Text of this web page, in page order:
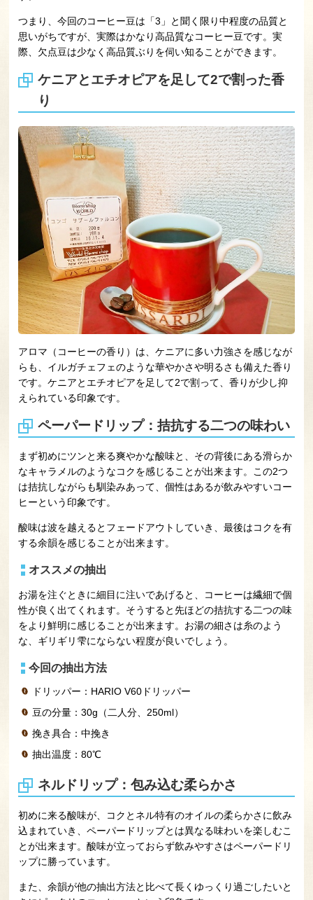
つまり、今回のコーヒー豆は「3」と聞く限り中程度の品質と
思いがちですが、実際はかなり高品質なコーヒー豆です。実
際、欠点豆は少なく高品質ぶりを伺い知ることができます。
ケニアとエチオピアを足して2で割った香
り
アロマ（コーヒーの香り）は、ケニアに多い力強さを感じなが
らも、イルガチェフェのような華やかさや明るさも備えた香り
です。ケニアとエチオピアを足して2で割って、香りが少し抑
えられている印象です。
ペーパードリップ：拮抗する二つの味わい
まず初めにツンと来る爽やかな酸味と、その背後にある滑らか
なキャラメルのようなコクを感じることが出来ます。この2つ
は拮抗しながらも馴染みあって、個性はあるが飲みやすいコー
ヒーという印象です。
酸味は波を越えるとフェードアウトしていき、最後はコクを有
する余韻を感じることが出来ます。
オススメの抽出
お湯を注ぐときに細目に注いであげると、コーヒーは繊細で個
性が良く出てくれます。そうすると先ほどの拮抗する二つの味
をより鮮明に感じることが出来ます。お湯の細さは糸のよう
な、ギリギリ雫にならない程度が良いでしょう。
今回の抽出方法
ドリッパー：HARIO V60ドリッパー
豆の分量：30g（二人分、250ml）
挽き具合：中挽き
抽出温度：80℃
ネルドリップ：包み込む柔らかさ
初めに来る酸味が、コクとネル特有のオイルの柔らかさに飲み
込まれていき、ペーパードリップとは異なる味わいを楽しむこ
とが出来ます。酸味が立っておらず飲みやすさはペーパードリ
ップに勝っています。
また、余韻が他の抽出方法と比べて長くゆっくり過ごしたいと